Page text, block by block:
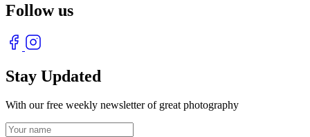
Follow us
Stay Updated
With our free weekly newsletter of great photography